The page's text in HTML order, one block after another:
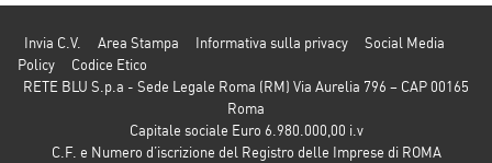
Invia C.V. Area Stampa Informativa sulla privacy
Social Media
Policy
Codice Etico
RETE BLU S.p.a - Sede Legale Roma (RM) Via Aurelia 796 – CAP 00165
Roma
Capitale sociale Euro 6.980.000,00 i.v
C.F. e Numero d’iscrizione del Registro delle Imprese di ROMA